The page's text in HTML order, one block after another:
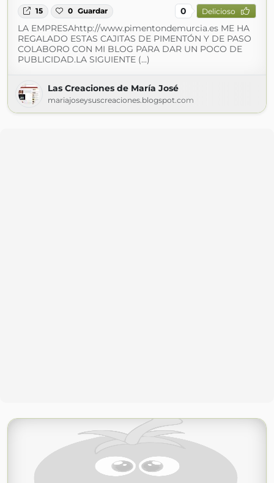
15 0 Guardar 0 Delicioso
LA EMPRESAhttp://www.pimentondemurcia.es ME HA
REGALADO ESTAS CAJITAS DE PIMENTÓN Y DE PASO
COLABORO CON MI BLOG PARA DAR UN POCO DE
PUBLICIDAD.LA SIGUIENTE (...)
Las Creaciones de María José
mariajoseysuscreaciones.blogspot.com